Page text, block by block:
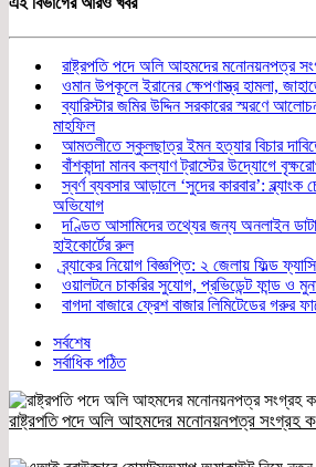
রাষ্ট্রপতি পদে অলি আহমদের মনোনয়নপত্র
ওমান উপকূলে ইরানের ক্ষেপণাস্ত্র হামলা,
ব্যারিস্টার জমির উদ্দিন সরকারের স্মরণে
মাহফিল
আমতলীতে স্কুলছাত্র ইমন হত্যার বিচার
বাঁশকান্দা মানব কল্যাণ ট্রাস্টের উদ্যোগে
স্বর্ণ ব্যবসার আড়ালে ‘সুদের কারবার’: ব্ল্যাংক
অভিযোগ
দণ্ডিত আসামিদের তথ্যের জন্য অনলাইন
হাইকোর্টের রুল
ব্র্যাকের নিয়োগ বিজ্ঞপ্তি: ২ জেলায় ফিল্ড
ওয়ালটনে চাকরির সুযোগ, প্রভিডেন্ট ফান্ড ও
বাগদা বাজারে ফ্রেশ বাজার লিমিটেডের গরুর
সর্বশেষ
সর্বাধিক পঠিত
রাষ্ট্রপতি পদে অলি আহমদের মনোনয়নপত্র সংগ্রহ